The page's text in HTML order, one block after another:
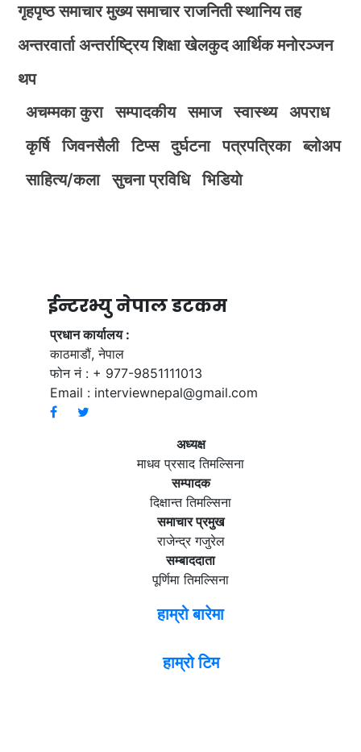
गृहपृष्ठ समाचार मुख्य समाचार राजनिती स्थानिय तह
अन्तरवार्ता अन्तर्राष्ट्रिय शिक्षा खेलकुद आर्थिक मनोरञ्जन
थप
अचम्मका कुरा
सम्पादकीय समाज स्वास्थ्य
अपराध
कृर्षि
जिवनसैली टिप्स दुर्घटना पत्रपत्रिका
ब्लोअप
साहित्य/कला
सुचना प्रविधि भिडियाे
ईन्टरभ्यु नेपाल डटकम
प्रधान कार्यालय :
काठमाडौं, नेपाल
फोन नं : + 977-9851111013
Email : interviewnepal@gmail.com
अध्यक्ष
माधव प्रसाद तिमल्सिना
सम्पादक
दिक्षान्त तिमल्सिना
समाचार प्रमुख
राजेन्द्र गजुरेल
सम्बाददाता
पूर्णिमा तिमल्सिना
हाम्रो बारेमा
हाम्रो टिम